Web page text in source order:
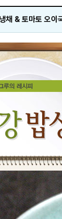
채 & 토마토 오이